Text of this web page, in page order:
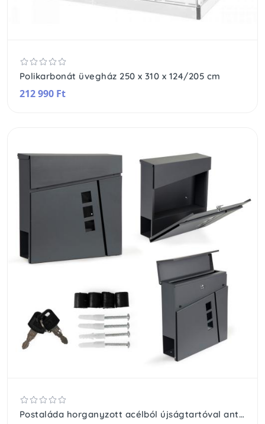
Polikarbonát üvegház 250 x 310 x 124/205 cm
212 990 Ft
Postaláda horganyzott acélból újságtartóval antracit